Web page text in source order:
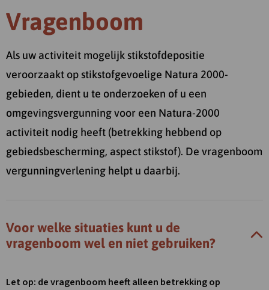
Vragenboom
Als uw activiteit mogelijk stikstofdepositie
veroorzaakt op stikstofgevoelige Natura 2000-
gebieden, dient u te onderzoeken of u een
omgevingsvergunning voor een Natura-2000
activiteit nodig heeft (betrekking hebbend op
gebiedsbescherming, aspect stikstof). De vragenboom
vergunningverlening helpt u daarbij.
Voor welke situaties kunt u de
vragenboom wel en niet gebruiken?
Let op: de vragenboom heeft alleen betrekking op